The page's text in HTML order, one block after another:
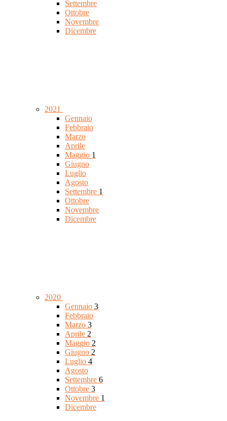
Settembre
Ottobre
Novembre
Dicembre
2021
Gennaio
Febbraio
Marzo
Aprile
Maggio 1
Giugno
Luglio
Agosto
Settembre 1
Ottobre
Novembre
Dicembre
2020
Gennaio 3
Febbraio
Marzo 3
Aprile 2
Maggio 2
Giugno 2
Luglio 4
Agosto
Settembre 6
Ottobre 3
Novembre 1
Dicembre